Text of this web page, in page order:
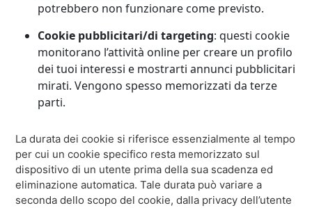
potrebbero non funzionare come previsto.
Cookie pubblicitari/di targeting: questi cookie
monitorano l’attività online per creare un profilo
dei tuoi interessi e mostrarti annunci pubblicitari
mirati. Vengono spesso memorizzati da terze
parti.
La durata dei cookie si riferisce essenzialmente al tempo
per cui un cookie specifico resta memorizzato sul
dispositivo di un utente prima della sua scadenza ed
eliminazione automatica. Tale durata può variare a
seconda dello scopo del cookie, dalla privacy dell’utente